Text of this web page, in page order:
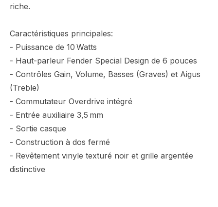
riche.
Caractéristiques principales:
- Puissance de 10 Watts
- Haut-parleur Fender Special Design de 6 pouces
- Contrôles Gain, Volume, Basses (Graves) et Aigus
(Treble)
- Commutateur Overdrive intégré
- Entrée auxiliaire 3,5 mm
- Sortie casque
- Construction à dos fermé
- Revêtement vinyle texturé noir et grille argentée
distinctive